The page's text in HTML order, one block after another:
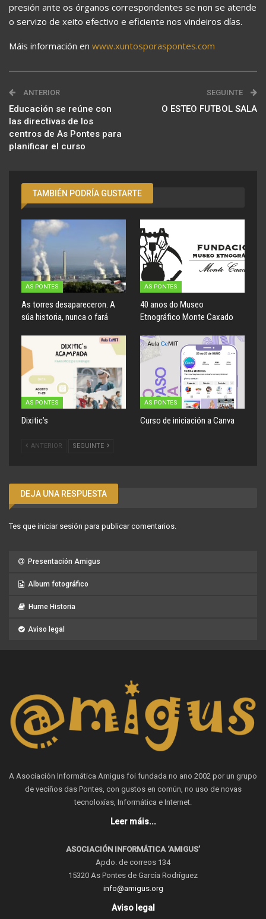
presión ante os órganos correspondentes se non se atende
o servizo de xeito efectivo e eficiente nos vindeiros días.
Máis información en www.xuntosporaspontes.com
ANTERIOR
Educación se reúne con
las directivas de los
centros de As Pontes para
planificar el curso
SEGUINTE
O ESTEO FUTBOL SALA
TAMBIÉN PODRÍA GUSTARTE
AS PONTES
As torres desapareceron. A
súa historia, nunca o fará
AS PONTES
40 anos do Museo
Etnográfico Monte Caxado
AS PONTES
Dixitic’s
AS PONTES
Curso de iniciación a Canva
ANTERIOR SEGUINTE
DEJA UNA RESPUESTA
Tes que iniciar sesión para publicar comentarios.
Presentación Amigus
Album fotográfico
Hume Historia
Aviso legal
A Asociación Informática Amigus foi fundada no ano 2002 por un grupo
de veciños das Pontes, con gustos en común, no uso de novas
tecnoloxías, Informática e Internet.
Leer máis...
ASOCIACIÓN INFORMÁTICA ‘AMIGUS’
Apdo. de correos 134
15320 As Pontes de García Rodríguez
info@amigus.org
Aviso legal